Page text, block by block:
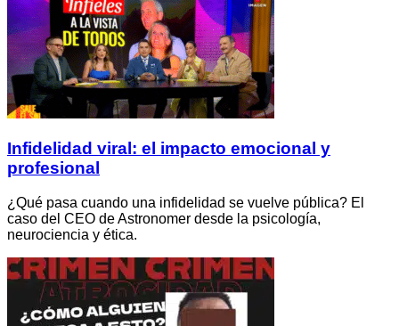
Infidelidad viral: el impacto emocional y
profesional
¿Qué pasa cuando una infidelidad se vuelve pública? El
caso del CEO de Astronomer desde la psicología,
neurociencia y ética.